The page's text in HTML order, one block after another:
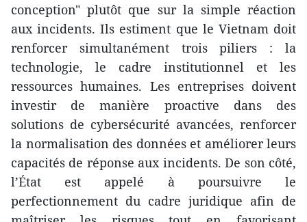
conception" plutôt que sur la simple réaction
aux incidents. Ils estiment que le Vietnam doit
renforcer simultanément trois piliers : la
technologie, le cadre institutionnel et les
ressources humaines. Les entreprises doivent
investir de manière proactive dans des
solutions de cybersécurité avancées, renforcer
la normalisation des données et améliorer leurs
capacités de réponse aux incidents. De son côté,
l’État est appelé à poursuivre le
perfectionnement du cadre juridique afin de